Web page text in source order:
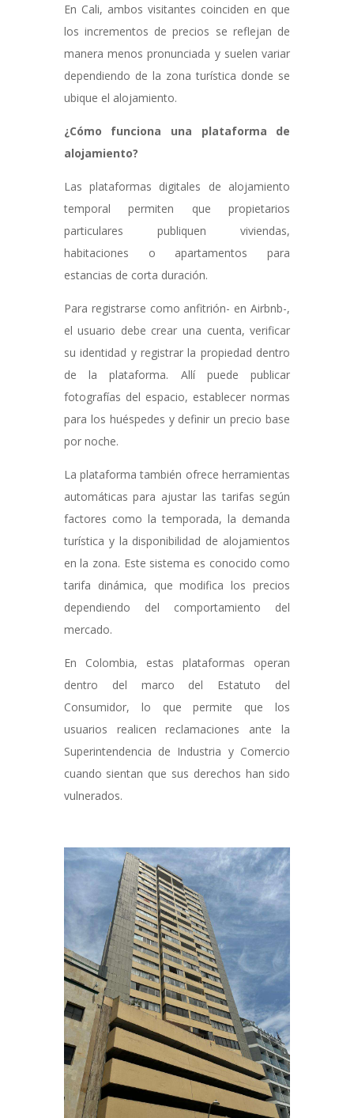
En Cali, ambos visitantes coinciden en que
los incrementos de precios se reflejan de
manera menos pronunciada y suelen variar
dependiendo de la zona turística donde se
ubique el alojamiento.
¿Cómo funciona una plataforma de
alojamiento?
Las plataformas digitales de alojamiento
temporal permiten que propietarios
particulares publiquen viviendas,
habitaciones o apartamentos para
estancias de corta duración.
Para registrarse como anfitrión- en Airbnb-,
el usuario debe crear una cuenta, verificar
su identidad y registrar la propiedad dentro
de la plataforma. Allí puede publicar
fotografías del espacio, establecer normas
para los huéspedes y definir un precio base
por noche.
La plataforma también ofrece herramientas
automáticas para ajustar las tarifas según
factores como la temporada, la demanda
turística y la disponibilidad de alojamientos
en la zona. Este sistema es conocido como
tarifa dinámica, que modifica los precios
dependiendo del comportamiento del
mercado.
En Colombia, estas plataformas operan
dentro del marco del Estatuto del
Consumidor, lo que permite que los
usuarios realicen reclamaciones ante la
Superintendencia de Industria y Comercio
cuando sientan que sus derechos han sido
vulnerados.